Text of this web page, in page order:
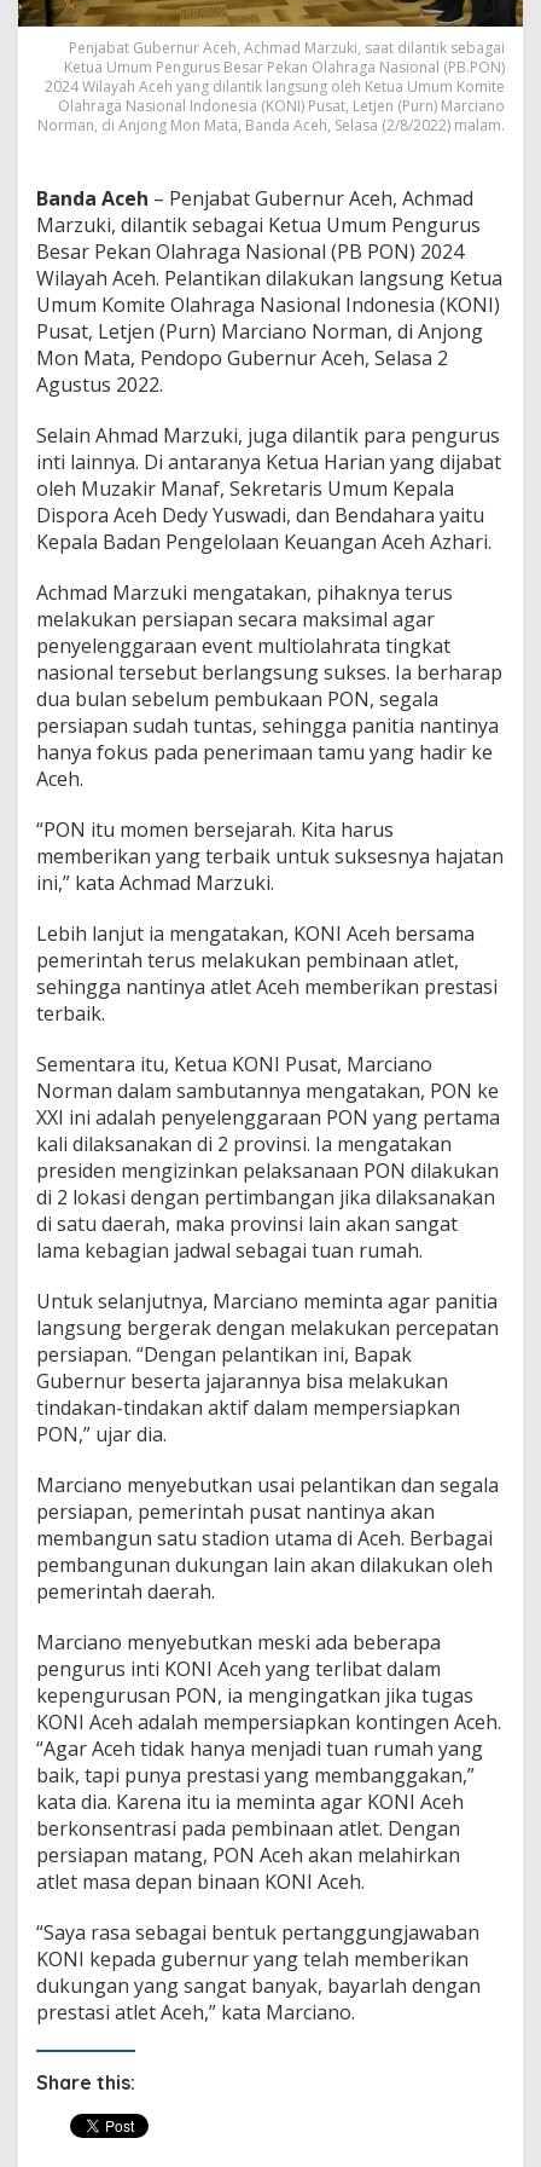
k
e
b
a
g
K
e
t
u
a
U
m
u
m
P
O
N
2
0
2
i
l
a
y
h
A
c
Penjabat Gubernur Aceh, Achmad Marzuki, saat dilantik sebagai
Ketua Umum Pengurus Besar Pekan Olahraga Nasional (PB.PON)
2024 Wilayah Aceh yang dilantik langsung oleh Ketua Umum Komite
Olahraga Nasional Indonesia (KONI) Pusat, Letjen (Purn) Marciano
Norman, di Anjong Mon Mata, Banda Aceh, Selasa (2/8/2022) malam.
Banda Aceh – Penjabat Gubernur Aceh, Achmad
Marzuki, dilantik sebagai Ketua Umum Pengurus
Besar Pekan Olahraga Nasional (PB PON) 2024
Wilayah Aceh. Pelantikan dilakukan langsung Ketua
Umum Komite Olahraga Nasional Indonesia (KONI)
Pusat, Letjen (Purn) Marciano Norman, di Anjong
Mon Mata, Pendopo Gubernur Aceh, Selasa 2
Agustus 2022.
Selain Ahmad Marzuki, juga dilantik para pengurus
inti lainnya. Di antaranya Ketua Harian yang dijabat
oleh Muzakir Manaf, Sekretaris Umum Kepala
Dispora Aceh Dedy Yuswadi, dan Bendahara yaitu
Kepala Badan Pengelolaan Keuangan Aceh Azhari.
Achmad Marzuki mengatakan, pihaknya terus
melakukan persiapan secara maksimal agar
penyelenggaraan event multiolahrata tingkat
nasional tersebut berlangsung sukses. Ia berharap
dua bulan sebelum pembukaan PON, segala
persiapan sudah tuntas, sehingga panitia nantinya
hanya fokus pada penerimaan tamu yang hadir ke
Aceh.
“PON itu momen bersejarah. Kita harus
memberikan yang terbaik untuk suksesnya hajatan
ini,” kata Achmad Marzuki.
Lebih lanjut ia mengatakan, KONI Aceh bersama
pemerintah terus melakukan pembinaan atlet,
sehingga nantinya atlet Aceh memberikan prestasi
terbaik.
Sementara itu, Ketua KONI Pusat, Marciano
Norman dalam sambutannya mengatakan, PON ke
XXI ini adalah penyelenggaraan PON yang pertama
kali dilaksanakan di 2 provinsi. Ia mengatakan
presiden mengizinkan pelaksanaan PON dilakukan
di 2 lokasi dengan pertimbangan jika dilaksanakan
di satu daerah, maka provinsi lain akan sangat
lama kebagian jadwal sebagai tuan rumah.
Untuk selanjutnya, Marciano meminta agar panitia
langsung bergerak dengan melakukan percepatan
persiapan. “Dengan pelantikan ini, Bapak
Gubernur beserta jajarannya bisa melakukan
tindakan-tindakan aktif dalam mempersiapkan
PON,” ujar dia.
Marciano menyebutkan usai pelantikan dan segala
persiapan, pemerintah pusat nantinya akan
membangun satu stadion utama di Aceh. Berbagai
pembangunan dukungan lain akan dilakukan oleh
pemerintah daerah.
Marciano menyebutkan meski ada beberapa
pengurus inti KONI Aceh yang terlibat dalam
kepengurusan PON, ia mengingatkan jika tugas
KONI Aceh adalah mempersiapkan kontingen Aceh.
“Agar Aceh tidak hanya menjadi tuan rumah yang
baik, tapi punya prestasi yang membanggakan,”
kata dia. Karena itu ia meminta agar KONI Aceh
berkonsentrasi pada pembinaan atlet. Dengan
persiapan matang, PON Aceh akan melahirkan
atlet masa depan binaan KONI Aceh.
“Saya rasa sebagai bentuk pertanggungjawaban
KONI kepada gubernur yang telah memberikan
dukungan yang sangat banyak, bayarlah dengan
prestasi atlet Aceh,” kata Marciano.
Share this: